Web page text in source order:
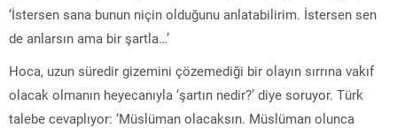
‘İstersen sana bunun niçin olduğunu anlatabilirim. İstersen sen
de anlarsın ama bir şartla…’
Hoca, uzun süredir gizemini çözemediği bir olayın sırrına vakıf
olacak olmanın heyecanıyla ‘şartın nedir?’ diye soruyor. Türk
talebe cevaplıyor: ‘Müslüman olacaksın. Müslüman olunca